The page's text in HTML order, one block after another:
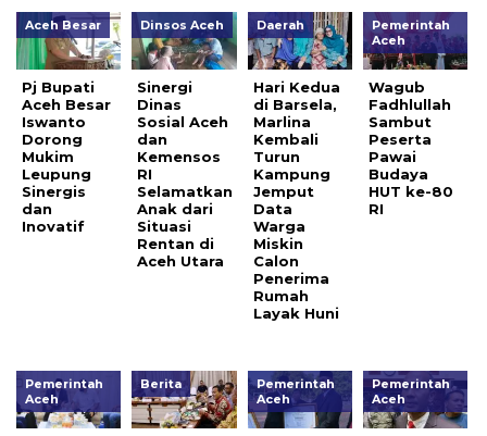
Aceh Besar
Pj Bupati
Aceh Besar
Iswanto
Dorong
Mukim
Leupung
Sinergis
dan
Inovatif
Dinsos Aceh
Sinergi
Dinas
Sosial Aceh
dan
Kemensos
RI
Selamatkan
Anak dari
Situasi
Rentan di
Aceh Utara
Daerah
Hari Kedua
di Barsela,
Marlina
Kembali
Turun
Kampung
Jemput
Data
Warga
Miskin
Calon
Penerima
Rumah
Layak Huni
Pemerintah
Aceh
Wagub
Fadhlullah
Sambut
Peserta
Pawai
Budaya
HUT ke-80
RI
Pemerintah
Aceh
Berita
Pemerintah
Aceh
Pemerintah
Aceh